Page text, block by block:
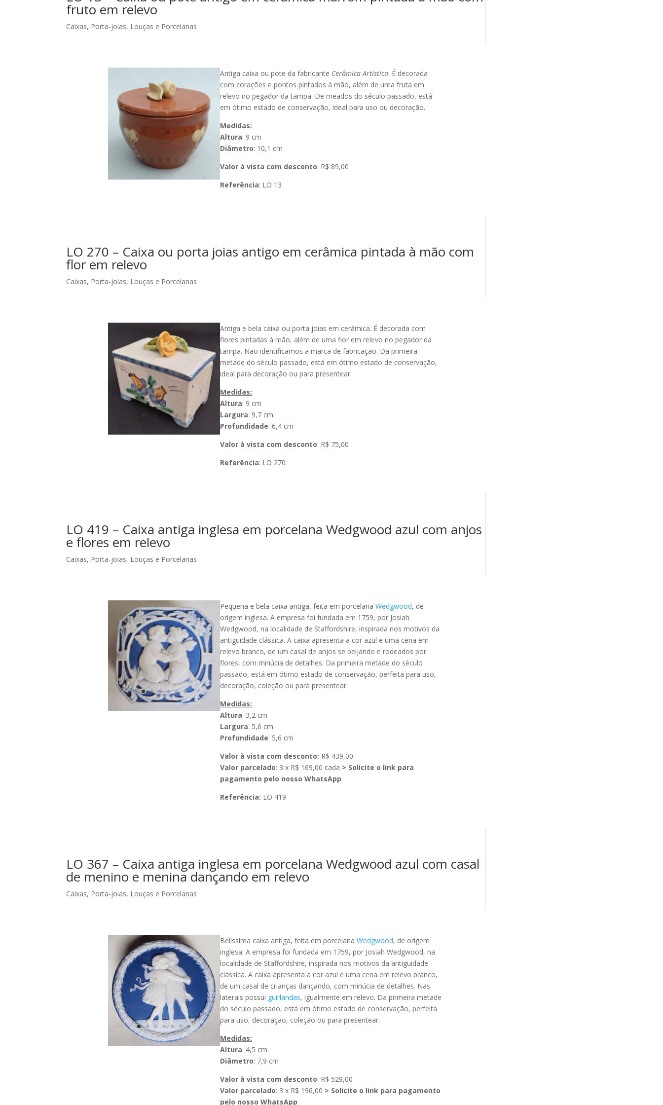
fruto em relevo
Caixas, Porta-joias, Louças e Porcelanas
Antiga caixa ou pote da fabricante Cerâmica Artística. É decorada
com corações e pontos pintados à mão, além de uma fruta em
relevo no pegador da tampa. De meados do século passado, está
em ótimo estado de conservação, ideal para uso ou decoração.
Medidas:
Altura: 9 cm
Diâmetro: 10,1 cm
Valor à vista com desconto: R$ 89,00
Referência: LO 13
LO 270 – Caixa ou porta joias antigo em cerâmica pintada à mão com
flor em relevo
Caixas, Porta-joias, Louças e Porcelanas
Antiga e bela caixa ou porta joias em cerâmica. É decorada com
flores pintadas à mão, além de uma flor em relevo no pegador da
tampa. Não identificamos a marca de fabricação. Da primeira
metade do século passado, está em ótimo estado de conservação,
ideal para decoração ou para presentear.
Medidas:
Altura: 9 cm
Largura: 9,7 cm
Profundidade: 6,4 cm
Valor à vista com desconto: R$ 75,00
Referência: LO 270
LO 419 – Caixa antiga inglesa em porcelana Wedgwood azul com anjos
e flores em relevo
Caixas, Porta-joias, Louças e Porcelanas
Pequena e bela caixa antiga, feita em porcelanaWedgwood, de
origem inglesa. A empresa foi fundada em 1759, por Josiah
Wedgwood, na localidade de Staffordshire, inspirada nos motivos da
antiguidade clássica. A caixa apresenta a cor azul e uma cena em
relevo branco, de um casal de anjos se beijando e rodeados por
flores, com minúcia de detalhes. Da primeira metade do século
passado, está em ótimo estado de conservação, perfeita para uso,
decoração, coleção ou para presentear.
Medidas:
Altura: 3,2 cm
Largura: 5,6 cm
Profundidade: 5,6 cm
Valor à vista com desconto: R$ 439,00
Valor parcelado: 3 x R$ 169,00 cada > Solicite o link para
pagamento pelo nosso WhatsApp
Referência: LO 419
LO 367 – Caixa antiga inglesa em porcelana Wedgwood azul com casal
de menino e menina dançando em relevo
Caixas, Porta-joias, Louças e Porcelanas
Belíssima caixa antiga, feita em porcelanaWedgwood, de origem
inglesa. A empresa foi fundada em 1759, por Josiah Wedgwood, na
localidade de Staffordshire, inspirada nos motivos da antiguidade
clássica. A caixa apresenta a cor azul e uma cena em relevo branco,
de um casal de crianças dançando, com minúcia de detalhes. Nas
laterais possui guirlandas, igualmente em relevo. Da primeira metade
do século passado, está em ótimo estado de conservação, perfeita
para uso, decoração, coleção ou para presentear.
Medidas:
Altura: 4,5 cm
Diâmetro: 7,9 cm
Valor à vista com desconto: R$ 529,00
Valor parcelado: 3 x R$ 196,00 > Solicite o link para pagamento
pelo nosso WhatsApp